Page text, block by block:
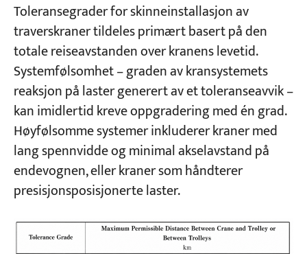
Toleransegrader for skinneinstallasjon av
traverskraner tildeles primært basert på den
totale reiseavstanden over kranens levetid.
Systemfølsomhet – graden av kransystemets
reaksjon på laster generert av et toleranseavvik –
kan imidlertid kreve oppgradering med én grad.
Høyfølsomme systemer inkluderer kraner med
lang spennvidde og minimal akselavstand på
endevognen, eller kraner som håndterer
presisjonsposisjonerte laster.